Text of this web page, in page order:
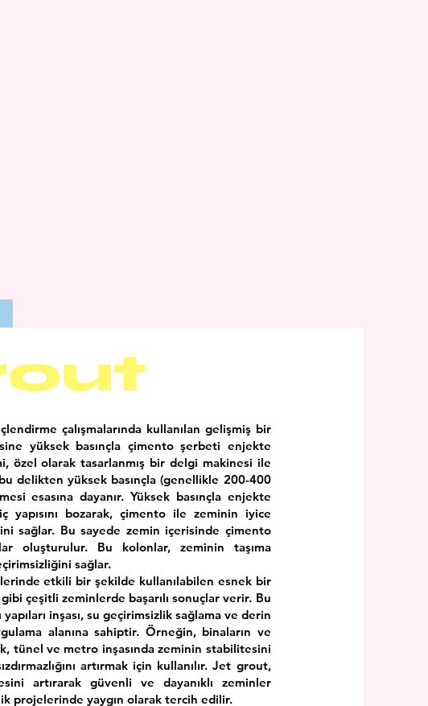
çalışmalarında kullanılan gelişmiş bir
yüksek basınçla çimento şerbeti enjekte
özel olarak tasarlanmış bir delgi makinesi ile
delikten yüksek basınçla (genellikle 200-400
esasına dayanır. Yüksek basınçla enjekte
bozarak, çimento ile zeminin iyice
sağlar. Bu sayede zemin içerisinde çimento
oluşturulur. Bu kolonlar, zeminin taşıma
sağlar.
etkili bir şekilde kullanılabilen esnek bir
çeşitli zeminlerde başarılı sonuçlar verir. Bu
inşası, su geçirimsizlik sağlama ve derin
alanına sahiptir. Örneğin, binaların ve
tünel ve metro inşasında zeminin stabilitesini
artırmak için kullanılır. Jet grout,
artırarak güvenli ve dayanıklı zeminler
projelerinde yaygın olarak tercih edilir.